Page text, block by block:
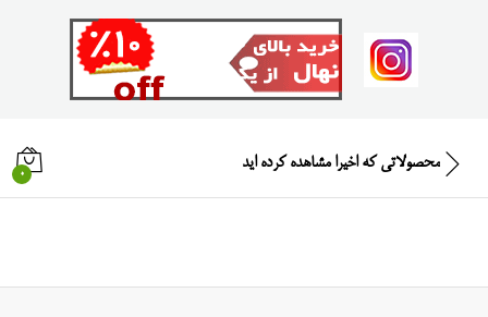
محصولاتی که اخیرا مشاهده کرده اید
0